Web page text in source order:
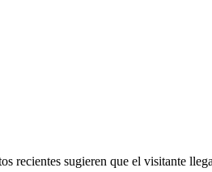
sugieren que el visitante